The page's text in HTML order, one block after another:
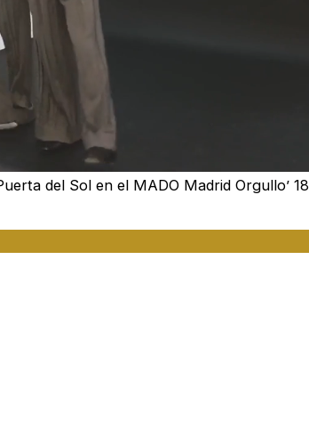
91.74%
del Sol en el MADO Madrid Orgullo’ 18